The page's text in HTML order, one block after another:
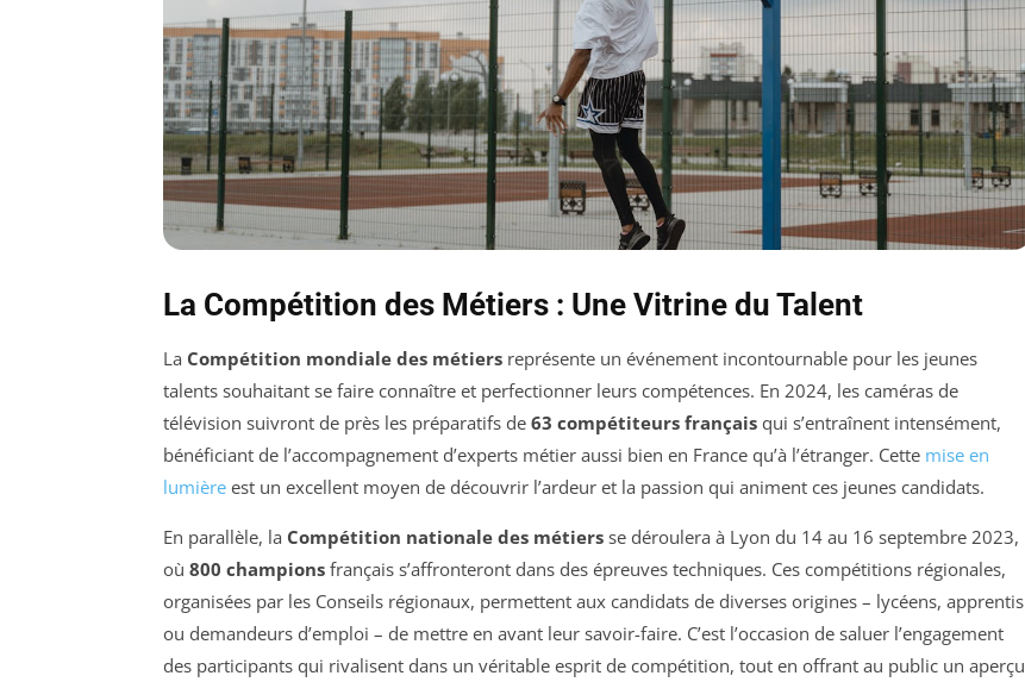
La Compétition des Métiers : Une Vitrine du Talent
La Compétition mondiale des métiers représente un événement incontournable pour les jeunes
talents souhaitant se faire connaître et perfectionner leurs compétences. En 2024, les caméras de
télévision suivront de près les préparatifs de 63 compétiteurs français qui s’entraînent intensément,
bénéficiant de l’accompagnement d’experts métier aussi bien en France qu’à l’étranger. Cette mise en
lumière est un excellent moyen de découvrir l’ardeur et la passion qui animent ces jeunes candidats.
En parallèle, la Compétition nationale des métiers se déroulera à Lyon du 14 au 16 septembre 2023,
où 800 champions français s’affronteront dans des épreuves techniques. Ces compétitions régionales,
organisées par les Conseils régionaux, permettent aux candidats de diverses origines – lycéens, apprentis
ou demandeurs d’emploi – de mettre en avant leur savoir-faire. C’est l’occasion de saluer l’engagement
des participants qui rivalisent dans un véritable esprit de compétition, tout en offrant au public un aperçu